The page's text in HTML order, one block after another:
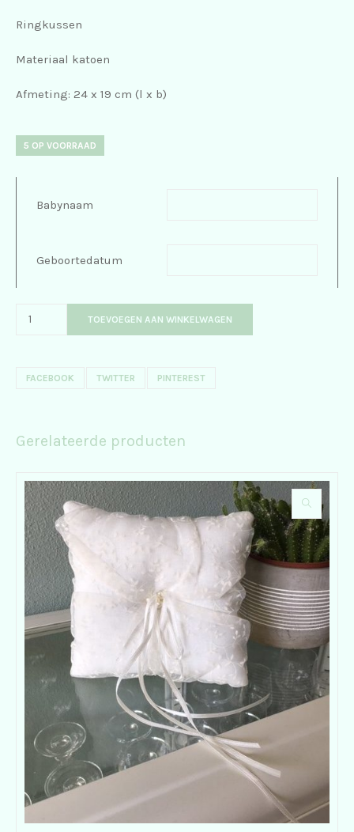
Ringkussen
Materiaal katoen
Afmeting: 24 x 19 cm (l x b)
5 OP VOORRAAD
Babynaam
Geboortedatum
TOEVOEGEN AAN WINKELWAGEN
FACEBOOK TWITTER PINTEREST
Gerelateerde producten